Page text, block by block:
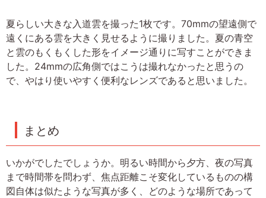
夏らしい大きな入道雲を撮った1枚です。70mmの望遠側で
遠くにある雲を大きく見せるように撮りました。夏の青空
と雲のもくもくした形をイメージ通りに写すことができま
した。24mmの広角側ではこうは撮れなかったと思うの
で、やはり使いやすく便利なレンズであると思いました。
まとめ
いかがでしたでしょうか。明るい時間から夕方、夜の写真
まで時間帯を問わず、焦点距離こそ変化しているものの構
図自体は似たような写真が多く、どのような場所であって